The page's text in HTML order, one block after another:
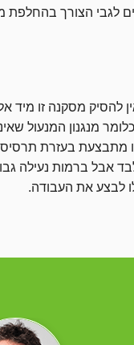
לגבי הצורך בהחלפת
להסיק מסקנה זו מיד
מנגנון המנעול
מתבצעת בעזרת
אבל ברמות נעילה
לבצע את העבודה.